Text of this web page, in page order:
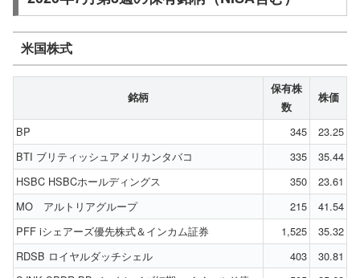
米国株式
銘柄
保有株
数
株価
BP 345
23.25
BTI ブリティッシュアメリカンタバコ
335
35.44
HSBC HSBCホールディングス
350
23.61
MO アルトリアグループ
215
41.54
PFF iシェアーズ優先株式＆インカム証券
1,525
35.32
RDSB ロイヤルダッチシェル
403
30.81